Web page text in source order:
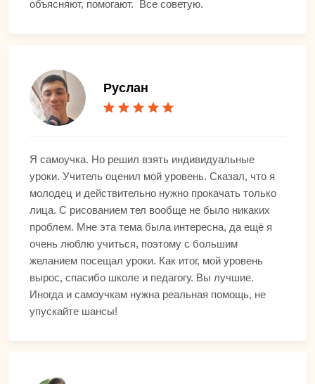
объясняют, помогают. Все советую.
Руслан
Я самоучка. Но решил взять индивидуальные
уроки. Учитель оценил мой уровень. Сказал, что я
молодец и действительно нужно прокачать только
лица. С рисованием тел вообще не было никаких
проблем. Мне эта тема была интересна, да ещё я
очень люблю учиться, поэтому с большим
желанием посещал уроки. Как итог, мой уровень
вырос, спасибо школе и педагогу. Вы лучшие.
Иногда и самоучкам нужна реальная помощь, не
упускайте шансы!